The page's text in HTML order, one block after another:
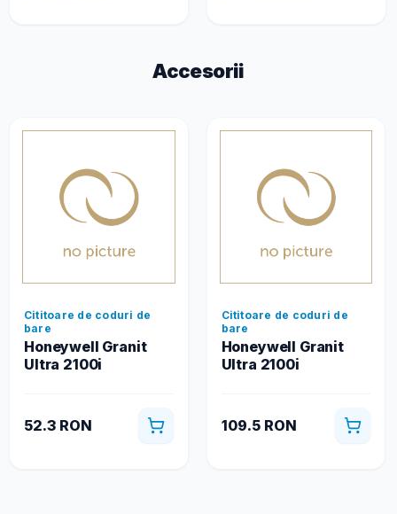
Accesorii
Cititoare de coduri de
bare
Honeywell Granit
Ultra 2100i
52.3 RON
Cititoare de coduri de
bare
Honeywell Granit
Ultra 2100i
109.5 RON